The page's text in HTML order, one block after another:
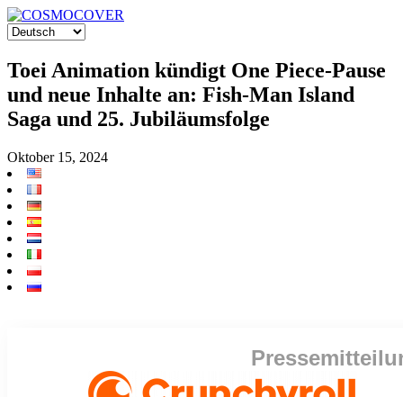
Toei Animation kündigt One Piece-Pause
und neue Inhalte an: Fish-Man Island
Saga und 25. Jubiläumsfolge
Oktober 15, 2024